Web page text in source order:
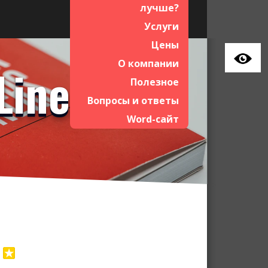
лучше?
Услуги
Цены
О компании
Полезное
Вопросы и ответы
Word-сайт